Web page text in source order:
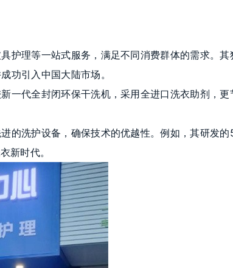
护理等一站式服务，满足不同消费群体的需求。其
功引入中国大陆市场。
一代全封闭环保干洗机，采用全进口洗衣助剂，更
的洗护设备，确保技术的优越性。例如，其研发
新时代。